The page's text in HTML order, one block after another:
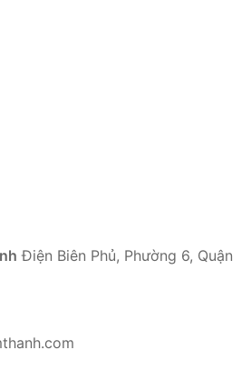
Điện Biên Phủ, Phường 6, Quận